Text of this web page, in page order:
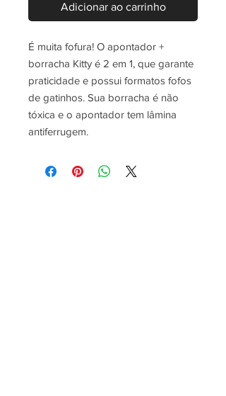
Adicionar ao carrinho
É muita fofura! O apontador +
borracha Kitty é 2 em 1, que garante
praticidade e possui formatos fofos
de gatinhos. Sua borracha é não
tóxica e o apontador tem lâmina
antiferrugem.